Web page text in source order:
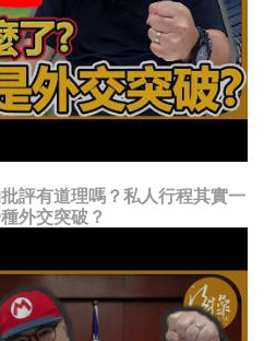
評有道理嗎？私人行程其實一
外交突破？